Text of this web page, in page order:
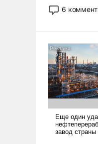
США
лет. Даже
Сложившаяся
означает
уязвимости
перед Китаем.
6